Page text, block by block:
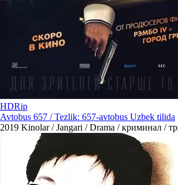
HDRip
Avtobus 657 / Tezlik: 657-avtobus Uzbek tilida
2019 Kinolar / Jangari / Drama / криминал /